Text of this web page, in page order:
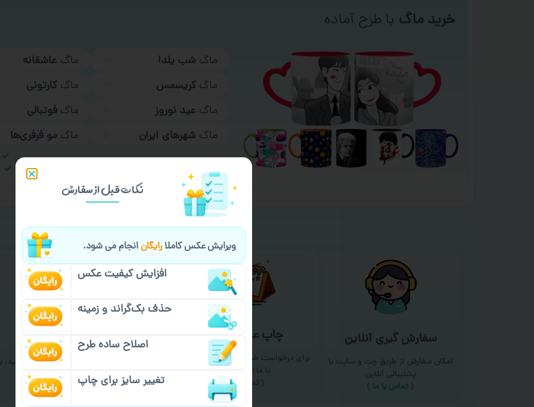
خرید ماگ با طرح آماده
ماگ عاشقانه
ماگکارتونی
ماگفوتبالی
ماگمو فرفری‌ها
ماگ شب یلدا
ماگ کریسمس
ماگ عید نوروز
ماگ شهرهای ایران
خیالت راحت از سفارش گیری
سفارش گیری آنلاین
امکان سفارش از طریق چت و سایت با
پشتیبانی آنلاین
( تماس با ما‌ )
چاپ عمده و فوری
برای درخواست خدمات چاپ عمده و فوری
با ما تماس بگیرید
(تماس با ما)
گارانتی ارسال
اگر سفارشتون تو راه خراب شد نگران نباشید،
دیگه ارسال میکنیم
(شرایط گارانتی)
نکات قبل از سفارش
ویرایش عکس کاملارایگانانجام می شود.
افزایش کیفیت عکس
حذف بک‌گراند و زمینه
اصلاح ساده طرح
تغییر سایز برای چاپ